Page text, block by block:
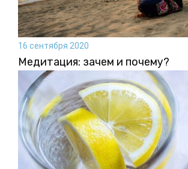
16 сентября 2020
Медитация: зачем и почему?